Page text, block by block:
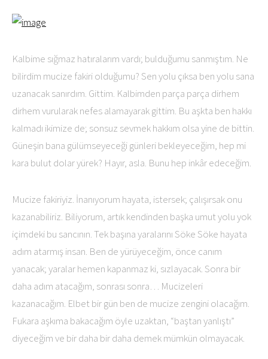
Kalbime sığmaz hatıralarım vardı; bulduğumu sanmıştım. Ne
bilirdim mucize fakiri olduğumu? Sen yolu çıksa ben yolu sana
uzanacak sanırdım. Gittim. Kalbimden parça parça dirhem
dirhem vurularak nefes alamayarak gittim. Bu aşkta ben hakkı
kalmadı ikimize de; sonsuz sevmek hakkım olsa yine de bittin.
Güneşin bana gülümseyeceği günleri bekleyeceğim, hep mi
kara bulut dolar yürek? Hayır, asla. Bunu hep inkâr edeceğim.
Mucize fakiriyiz. İnanıyorum hayata, istersek; çalışırsak onu
kazanabiliriz. Biliyorum, artık kendinden başka umut yolu yok
içimdeki bu sancının. Tek başına yaralarını Söke Söke hayata
adım atarmış insan. Ben de yürüyeceğim, önce canım
yanacak; yaralar hemen kapanmaz ki, sızlayacak. Sonra bir
daha adım atacağım, sonrası sonra… Mucizeleri
kazanacağım. Elbet bir gün ben de mucize zengini olacağım.
Fukara aşkıma bakacağım öyle uzaktan, “baştan yanlıştı”
diyeceğim ve bir daha bir daha demek mümkün olmayacak.